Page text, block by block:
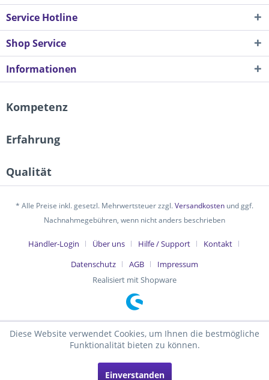
Service Hotline
Shop Service
Informationen
Kompetenz
Erfahrung
Qualität
* Alle Preise inkl. gesetzl. Mehrwertsteuer zzgl.Versandkosten und ggf.
Nachnahmegebühren, wenn nicht anders beschrieben
Händler-Login Über uns Hilfe / Support
Kontakt
Datenschutz
AGB
Impressum
Realisiert mit Shopware
Diese Website verwendet Cookies, um Ihnen die bestmögliche
Funktionalität bieten zu können.
Einverstanden